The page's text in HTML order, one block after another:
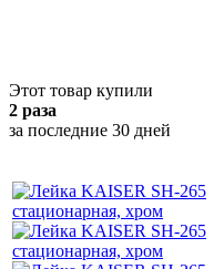
Этот товар купили
2 раза
за последние 30 дней